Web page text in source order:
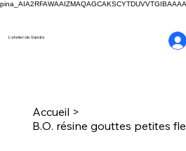
L'atelier de Sandra
Accueil >
B.O. résine gouttes petites